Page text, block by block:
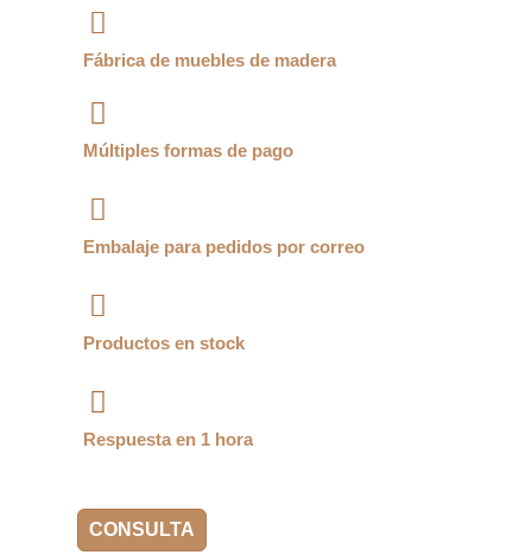
Fábrica de muebles de madera
Múltiples formas de pago
Embalaje para pedidos por correo
Productos en stock
Respuesta en 1 hora
CONSULTA